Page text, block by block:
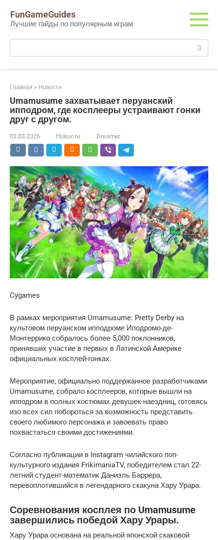
контенту
FunGameGuides
Лучшие гайды по популярным играм
Поиск:
Главная » Новости
Umamusume захватывает перуанский
ипподром, где косплееры устраивают гонки
друг с другом.
03.03.2026 Новости Dreamer
Cygames
В рамках мероприятия Umamusume: Pretty Derby на
культовом перуанском ипподроме Иподромо-де-
Монтеррико собралось более 5,000 поклонников,
принявших участие в первых в Латинской Америке
официальных косплей-гонках.
Мероприятие, официально поддержанное разработчиками
Umamusume, собрало косплееров, которые вышли на
ипподром в полных костюмах девушек-наездниц, готовясь
изо всех сил побороться за возможность представить
своего любимого персонажа и завоевать право
похвастаться своими достижениями.
Согласно публикации в Instagram чилийского поп-
культурного издания FrikimaniaTV, победителем стал 22-
летний студент-математик Даниэль Баррера,
перевоплотившийся в легендарного скакуна Хару Урара.
Соревнования косплея по Umamusume
завершились победой Хару Урары.
Хару Урара основана на реальной японской скаковой